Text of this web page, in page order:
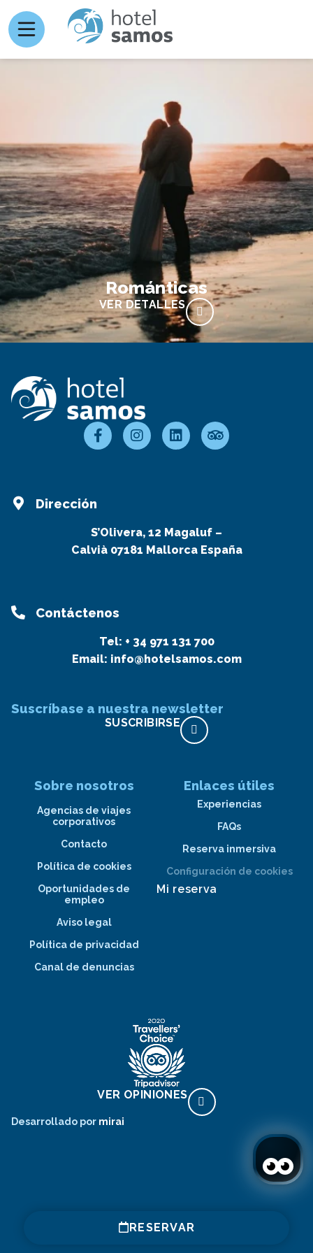
RESERVAR
Románticas
VER DETALLES
Dirección
S’Olivera, 12 Magaluf –
Calvià 07181 Mallorca España
Contáctenos
Tel: + 34 971 131 700
Email: info@hotelsamos.com
Suscríbase a nuestra newsletter
SUSCRIBIRSE
Sobre nosotros
Agencias de viajes
corporativos
Contacto
Política de cookies
Oportunidades de
empleo
Aviso legal
Política de privacidad
Canal de denuncias
Enlaces útiles
Experiencias
FAQs
Reserva inmersiva
Configuración de cookies
Mi reserva
VER OPINIONES
Desarrollado por mirai